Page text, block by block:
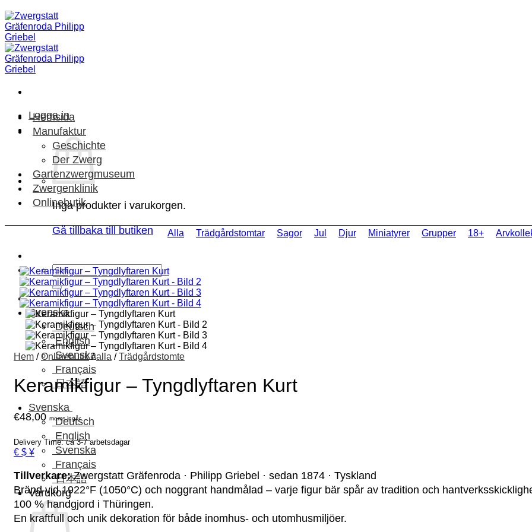
Skip
to
content
Logga in
Inga produkter i varukorgen.
Gå tillbaka till butiken
Sök
efter:
Svenska
Deutsch
English
Svenska
Français
日本語
Svenska
Deutsch
English
Svenska
Français
日本語
Varukorg
Hemsida
Manufaktur
Geschichte
Der Zwerg
Gartenzwergmuseum
Zwergenklinik
Onlinebutik
Alla Trädgårdstomtar Sagor Jul Djur Miniatyrer Grupper 18+
Hem / Onlinebutik / alla / Trädgårdstomte
Keramikfigur – Tyngdlyftaren Kurt
€48,00 moms ingår.
Delivery Time: ca 3-7 arbetsdagar
€ $ ¥
Tillverkare:Zwergstatt Gräfenroda · Philipp Griebel · sedan 1874 · Tyskland
Bränd vid 1922°F (1050°C) och noggrant handmålad – varje figur bär spår av tradition och
100 % handgjord i Thüringen.
En kraftfull och unik dekoration för både inomhus- och utomhusmiljöer.